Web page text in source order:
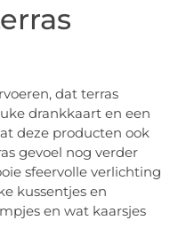
dat terras
drankkaart en een
deze producten ook
gevoel nog verder
sfeervolle verlichting
kussentjes en
en wat kaarsjes